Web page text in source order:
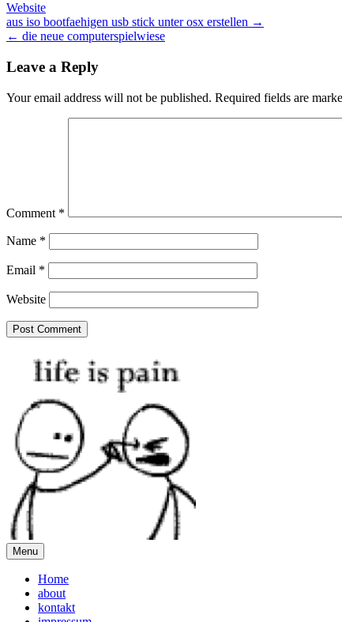
Website
Post
navigation
aus iso bootfaehigen usb stick unter osx erstellen →
← die neue computerspielwiese
Leave a Reply
Your email address will not be published. Required fields are
Comment *
Name *
Email *
Website
Menu
Home
about
kontakt